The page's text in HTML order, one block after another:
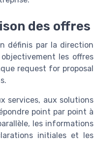
des offres
définis par la direction
les offres
request for proposal
services, aux solutions
point par point à
les informations
initiales et les